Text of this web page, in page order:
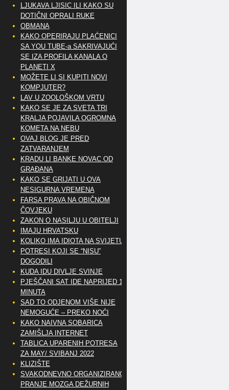
LJUKAVA LJISIC ILI KAKO SU
DOTIČNI OPRALI RUKE
OBMANA
KAKO OPERIRAJU PLAĆENICI
SA YOU TUBE-a SAKRIVAJUĆI
SE IZA PROFILA KANALA O
PLANETI X
MOŽETE LI SI KUPITI NOVI
KOMPJUTER?
LAV U ZOOLOŠKOM VRTU
KAKO SE JE ZA SVETA TRI
KRALJA POJAVILA OGROMNA
KOMETA NA NEBU
OVAJ BLOG JE PRED
ZATVARANJEM
KRADU LI BANKE NOVAC OD
GRAĐANA
KAKO SE GRIJATI U OVA
NESIGURNA VREMENA
FARSA PRAVA NA OBIČNOM
ČOVJEKU
ZAKON O NASILJU U OBITELJI
IMAJU HRVATSKU
KOLIKO IMA IDIOTA NA SVIJETU?
POTRESI KOJI SE “NISU”
DOGODILI
KUDA IDU DIVLJE SVINJE
PJEŠČANI SAT IDE NAPRIJED 10
MINUTA
SAD TO ODJENOM VIŠE NIJE
NEMOGUĆE – PREKO NOĆI
KAKO NAIVNA SOBARICA
ZAMIŠLJA INTERNET
TABLICA UPARENIH POTRESA
ZA MAY/ SVIBANJ 2022
KLIZIŠTE
SVAKODNEVNO ORGANIZIRANO
PRANJE MOZGA DEŽURNIH